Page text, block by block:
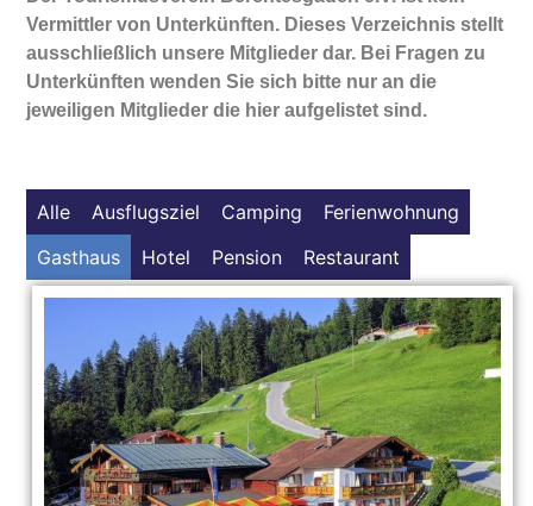
Vermittler von Unterkünften. Dieses Verzeichnis stellt
ausschließlich unsere Mitglieder dar. Bei Fragen zu
Unterkünften wenden Sie sich bitte nur an die
jeweiligen Mitglieder die hier aufgelistet sind.
Ausflugsziel Camping
Ferienwohnung
Gasthaus
Hotel Pension Restaurant
Alle